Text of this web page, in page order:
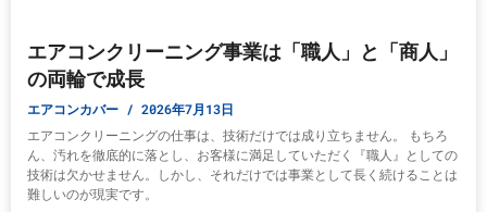
エアコンクリーニング事業は「職人」と「商人」
の両輪で成長
エアコンカバー 2026年7月13日
エアコンクリーニングの仕事は、技術だけでは成り立ちません。 もちろ
ん、汚れを徹底的に落とし、お客様に満足していただく『職人』としての
技術は欠かせません。しかし、それだけでは事業として長く続けることは
難しいのが現実です。